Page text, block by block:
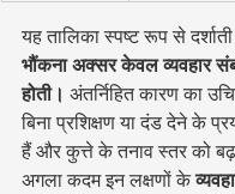
यह तालिका स्पष्ट रूप से
भौंकना अक्सर केवल व्यवहार
होती। अंतर्निहित कारण का
बिना प्रशिक्षण या दंड देने के
हैं और कुत्ते के तनाव स्तर को
अगला कदम इन लक्षणों के